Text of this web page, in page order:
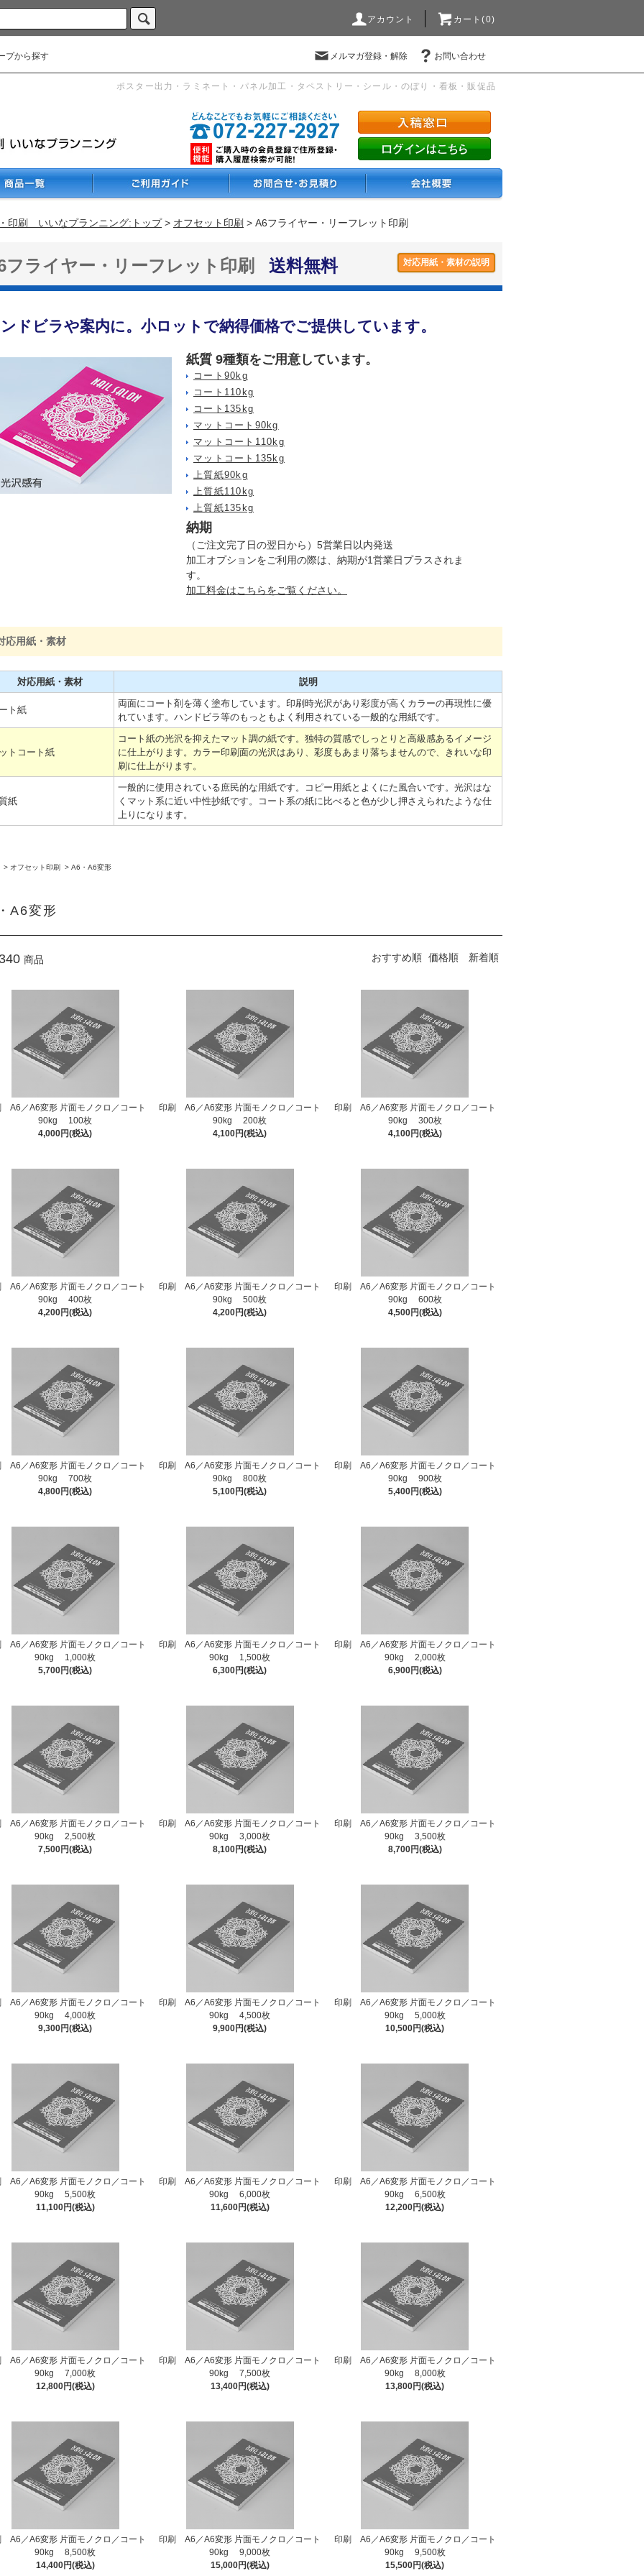
アカウント カート(0)
プから探す メルマガ登録・解除 お問い合わせ
ポスター出力・ラミネート・パネル加工・タペストリー・シール・のぼり・看板・販促品
印刷 いいなプランニング:トップ> オフセット印刷 > A6フライヤー・リーフレット印刷
フライヤー・リーフレット印刷 送料無料 対応用紙・素材の説明
ドビラや案内に。小ロットで納得価格でご提供しています。
紙質 9種類をご用意しています。
コート90kg
コート110kg
コート135kg
マットコート90kg
マットコート110kg
マットコート135kg
上質紙90kg
上質紙110kg
上質紙135kg
納期
（ご注文完了日の翌日から）5営業日以内発送
加工オプションをご利用の際は、納期が1営業日プラスされま
す。
加工料金はこちらをご覧ください。
応用紙・素材
対応用紙・素材 説明
ト紙
両面にコート剤を薄く塗布しています。印刷時光沢があり彩度が高くカラーの再現性に優
れています。ハンドビラ等のもっともよく利用されている一般的な用紙です。
トコート紙
コート紙の光沢を抑えたマット調の紙です。独特の質感でしっとりと高級感あるイメージ
に仕上がります。カラー印刷面の光沢はあり、彩度もあまり落ちませんので、きれいな印
刷に仕上がります。
紙
一般的に使用されている庶民的な用紙です。コピー用紙とよくにた風合いです。光沢はな
くマット系に近い中性抄紙です。コート系の紙に比べると色が少し押さえられたような仕
上りになります。
> オフセット印刷 > A6・A6変形
A6変形
商品 おすすめ順 価格順 新着順
A6／A6変形 片面モノクロ／コート
90kg 100枚
4,000円(税込)
印刷 A6／A6変形 片面モノクロ／コート
90kg 200枚
4,100円(税込)
印刷 A6／A6変形 片面モノクロ／コート
90kg 300枚
4,100円(税込)
A6／A6変形 片面モノクロ／コート
90kg 400枚
4,200円(税込)
印刷 A6／A6変形 片面モノクロ／コート
90kg 500枚
4,200円(税込)
印刷 A6／A6変形 片面モノクロ／コート
90kg 600枚
4,500円(税込)
A6／A6変形 片面モノクロ／コート
90kg 700枚
4,800円(税込)
印刷 A6／A6変形 片面モノクロ／コート
90kg 800枚
5,100円(税込)
印刷 A6／A6変形 片面モノクロ／コート
90kg 900枚
5,400円(税込)
A6／A6変形 片面モノクロ／コート
90kg 1,000枚
5,700円(税込)
印刷 A6／A6変形 片面モノクロ／コート
90kg 1,500枚
6,300円(税込)
印刷 A6／A6変形 片面モノクロ／コート
90kg 2,000枚
6,900円(税込)
A6／A6変形 片面モノクロ／コート
90kg 2,500枚
7,500円(税込)
印刷 A6／A6変形 片面モノクロ／コート
90kg 3,000枚
8,100円(税込)
印刷 A6／A6変形 片面モノクロ／コート
90kg 3,500枚
8,700円(税込)
A6／A6変形 片面モノクロ／コート
90kg 4,000枚
9,300円(税込)
印刷 A6／A6変形 片面モノクロ／コート
90kg 4,500枚
9,900円(税込)
印刷 A6／A6変形 片面モノクロ／コート
90kg 5,000枚
10,500円(税込)
A6／A6変形 片面モノクロ／コート
90kg 5,500枚
11,100円(税込)
印刷 A6／A6変形 片面モノクロ／コート
90kg 6,000枚
11,600円(税込)
印刷 A6／A6変形 片面モノクロ／コート
90kg 6,500枚
12,200円(税込)
A6／A6変形 片面モノクロ／コート
90kg 7,000枚
12,800円(税込)
印刷 A6／A6変形 片面モノクロ／コート
90kg 7,500枚
13,400円(税込)
印刷 A6／A6変形 片面モノクロ／コート
90kg 8,000枚
13,800円(税込)
A6／A6変形 片面モノクロ／コート
90kg 8,500枚
14,400円(税込)
印刷 A6／A6変形 片面モノクロ／コート
90kg 9,000枚
15,000円(税込)
印刷 A6／A6変形 片面モノクロ／コート
90kg 9,500枚
15,500円(税込)